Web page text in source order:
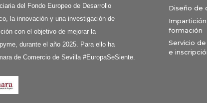
del Fondo Europeo de Desarrollo
la innovación y una investigación de
con el objetivo de mejorar la
durante el año 2025. Para ello ha
de Comercio de Sevilla #EuropaSeSiente.
Diseño de
formación
Servicio
e